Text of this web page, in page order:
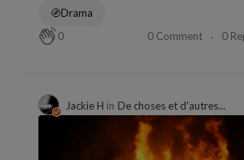
Drama
0
0 Comment 0
Jackie H in De choses et d'autres...